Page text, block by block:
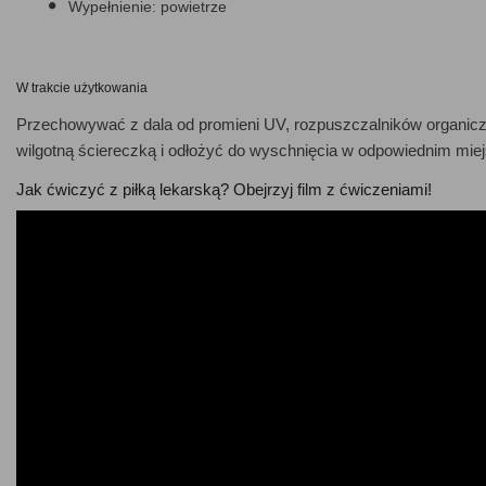
Wypełnienie: powietrze
W trakcie użytkowania
Przechowywać z dala od promieni UV, rozpuszczalników
wilgotną ściereczką i odłożyć do wyschnięcia w odpowiednim
Jak ćwiczyć z piłką lekarską? Obejrzyj film z ćwiczeniami!